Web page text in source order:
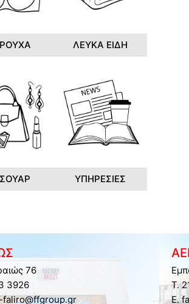
ΛΕΥΚΑ ΕΙΔΗ
ΥΠΗΡΕΣΙΕΣ
76
3926
faliro@ffgroup.gr
Τ.
E.